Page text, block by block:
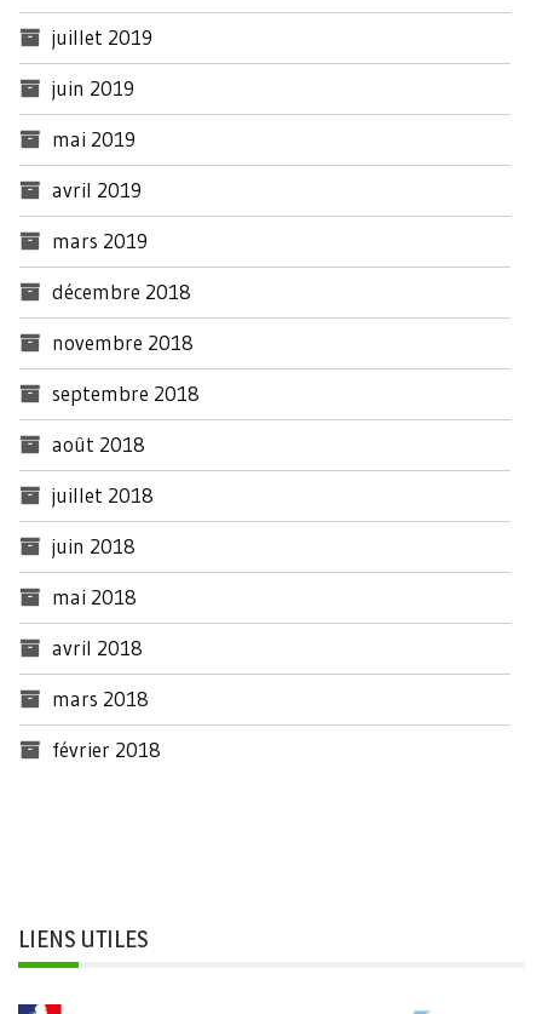
juillet 2019
juin 2019
mai 2019
avril 2019
mars 2019
décembre 2018
novembre 2018
septembre 2018
août 2018
juillet 2018
juin 2018
mai 2018
avril 2018
mars 2018
février 2018
LIENS UTILES